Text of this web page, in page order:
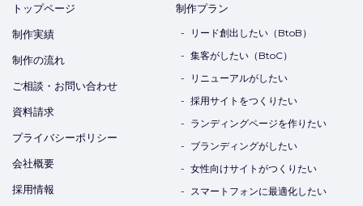
トップページ
制作実績
制作の流れ
ご相談・お問い合わせ
資料請求
プライバシーポリシー
会社概要
採用情報
制作プラン
リード創出したい（BtoB）
集客がしたい（BtoC）
リニューアルがしたい
採用サイトをつくりたい
ランディングページを作りたい
ブランディングがしたい
女性向けサイトがつくりたい
スマートフォンに最適化したい